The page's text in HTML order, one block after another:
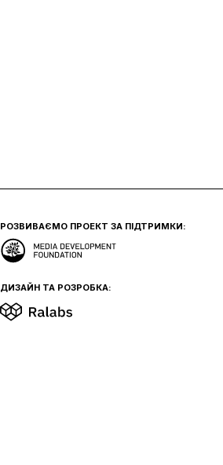
РОЗВИВАЄМО ПРОЕКТ ЗА ПІДТРИМКИ:
ДИЗАЙН ТА РОЗРОБКА: